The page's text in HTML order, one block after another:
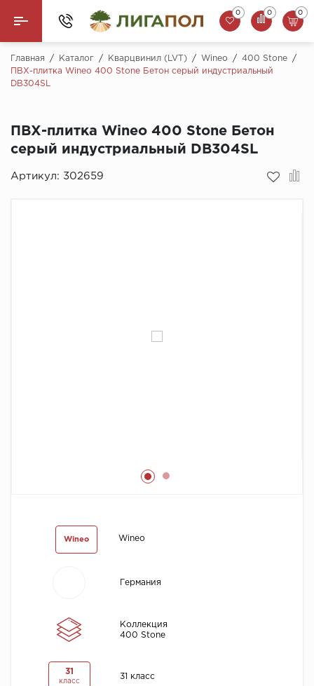
Назад
Ламинат
Паркетная доска
SPC Ламинат
0 0 0
Главная / Каталог / Кварцвинил (LVT) / Wineo / 400 Stone
/
ПВХ-плитка Wineo 400 Stone Бетон серый индустриальный
DB304SL
ПВХ-плитка Wineo 400 Stone Бетон
серый индустриальный DB304SL
Артикул: 302659
Wineo Wineo
Германия
Коллекция
400 Stone
31
класс
31 класс